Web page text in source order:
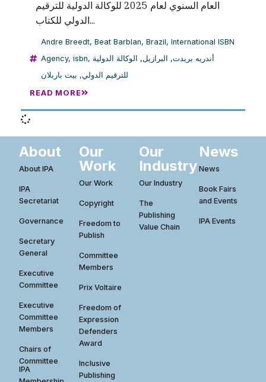
العام السنوي لعام 2025 للوكالة الدولية للترقيم
الدولي للكتاب...
Andre Breedt, Beat Barblan, Brazil, International ISBN
Agency, isbn, أندريه بريدت, البرازيل, الوكالة الدولية
للترقيم الدولي, بيت باربلان
READ MORE
About
About IPA
IPA
Secretariat
Governance
Secretary
General
Executive
Committee
Executive
Committee
Members
Chairs of
Committee
IPA
Our
Work
Our Work
Copyright
Freedom to
Publish
Committee
Members
Prix Voltaire
Freedom of
Expression
Defenders
Award
Inclusive
Publishing
Our
Industry
Our Industry
The
Publishing
Value Chain
News
News
Book Fairs
and Events
IPA Events